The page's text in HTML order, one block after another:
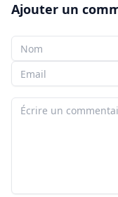
Ajouter un
Votre nom
Votre e-mail
Votre commentaire